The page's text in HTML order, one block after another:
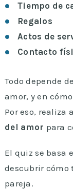
Tiempo de
Regalos
Actos de
Contacto
Todo depende
amor, y en
Por eso, realiza
del amor para
El quiz se basa
descubrir cómo
pareja.